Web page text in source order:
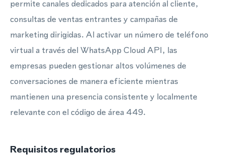
permite canales dedicados para atención al cliente,
consultas de ventas entrantes y campañas de
marketing dirigidas. Al activar un número de teléfono
virtual a través del WhatsApp Cloud API, las
empresas pueden gestionar altos volúmenes de
conversaciones de manera eficiente mientras
mantienen una presencia consistente y localmente
relevante con el código de área 449.
Requisitos regulatorios